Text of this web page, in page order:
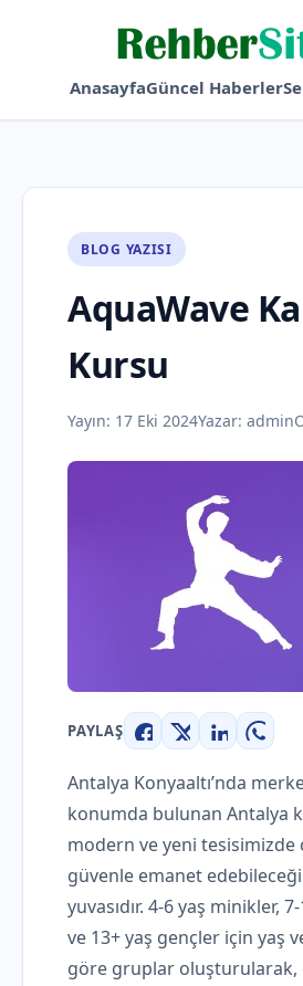
AnasayfaGüncel Haberler
BLOG YAZISI
AquaWave
Kursu
Yayın: 17 Eki 2024Yazar: admin
PAYLAŞ
Facebook
X LinkedIn
Antalya Konyaaltı’nda
konumda bulunan Antalya
modern ve yeni tesisimizde
güvenle emanet
yuvasıdır. 4-6 yaş minikler,
ve 13+ yaş gençler için yaş
göre gruplar oluşturularak,